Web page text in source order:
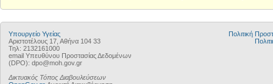
Υπουργείο Υγείας
Αριστοτέλους 17, Αθήνα 104 33
Τηλ: 2132161000
email Υπευθύνου Προστασίας Δεδομένων
(DPO): dpo@moh.gov.gr
Δικτυακός Τόπος Διαβουλεύσεων
Πολιτική